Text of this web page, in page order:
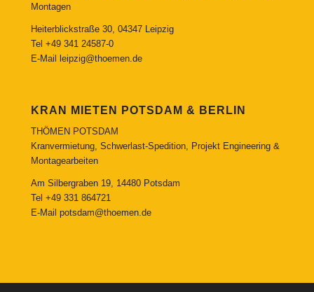
Montagen
Heiterblickstraße 30, 04347 Leipzig
Tel +49 341 24587-0
E-Mail
leipzig@thoemen.de
KRAN MIETEN POTSDAM & BERLIN
THÖMEN POTSDAM
Kranvermietung, Schwerlast-Spedition, Projekt Engineering &
Montagearbeiten
Am Silbergraben 19, 14480 Potsdam
Tel +49 331 864721
E-Mail potsdam@thoemen.de